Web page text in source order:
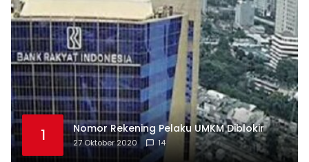
1 Nomor Rekening Pelaku UMKM Diblokir
27 Oktober 2020 14